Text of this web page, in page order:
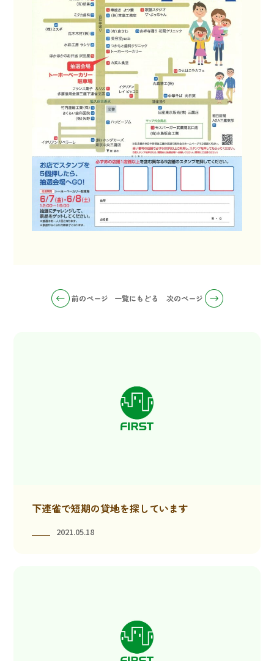
前のページ 一覧にもどる 次のページ
下連雀で短期の貸地を探しています
2021.05.18